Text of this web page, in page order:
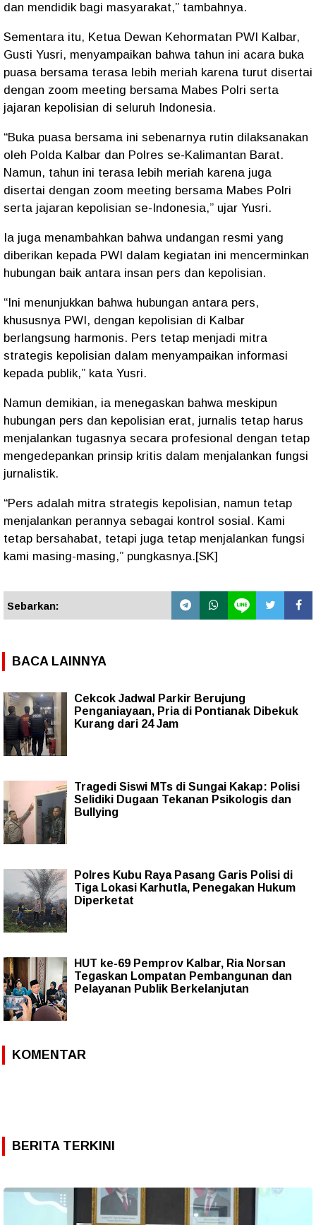
dan mendidik bagi masyarakat,” tambahnya.
Sementara itu, Ketua Dewan Kehormatan PWI Kalbar,
Gusti Yusri, menyampaikan bahwa tahun ini acara buka
puasa bersama terasa lebih meriah karena turut disertai
dengan zoom meeting bersama Mabes Polri serta
jajaran kepolisian di seluruh Indonesia.
“Buka puasa bersama ini sebenarnya rutin dilaksanakan
oleh Polda Kalbar dan Polres se-Kalimantan Barat.
Namun, tahun ini terasa lebih meriah karena juga
disertai dengan zoom meeting bersama Mabes Polri
serta jajaran kepolisian se-Indonesia,” ujar Yusri.
Ia juga menambahkan bahwa undangan resmi yang
diberikan kepada PWI dalam kegiatan ini mencerminkan
hubungan baik antara insan pers dan kepolisian.
“Ini menunjukkan bahwa hubungan antara pers,
khususnya PWI, dengan kepolisian di Kalbar
berlangsung harmonis. Pers tetap menjadi mitra
strategis kepolisian dalam menyampaikan informasi
kepada publik,” kata Yusri.
Namun demikian, ia menegaskan bahwa meskipun
hubungan pers dan kepolisian erat, jurnalis tetap harus
menjalankan tugasnya secara profesional dengan tetap
mengedepankan prinsip kritis dalam menjalankan fungsi
jurnalistik.
“Pers adalah mitra strategis kepolisian, namun tetap
menjalankan perannya sebagai kontrol sosial. Kami
tetap bersahabat, tetapi juga tetap menjalankan fungsi
kami masing-masing,” pungkasnya.[SK]
Sebarkan:
BACA LAINNYA
Cekcok Jadwal Parkir Berujung
Penganiayaan, Pria di Pontianak Dibekuk
Kurang dari 24 Jam
Tragedi Siswi MTs di Sungai Kakap: Polisi
Selidiki Dugaan Tekanan Psikologis dan
Bullying
Polres Kubu Raya Pasang Garis Polisi di
Tiga Lokasi Karhutla, Penegakan Hukum
Diperketat
HUT ke-69 Pemprov Kalbar, Ria Norsan
Tegaskan Lompatan Pembangunan dan
Pelayanan Publik Berkelanjutan
KOMENTAR
BERITA TERKINI